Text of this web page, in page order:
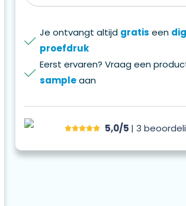
Je ontvangt altijd gratis een
proefdruk
Eerst ervaren? Vraag een
sampleaan
5,0/5 | 3